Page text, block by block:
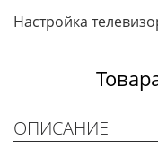
Настройка
ОПИСАНИЕ